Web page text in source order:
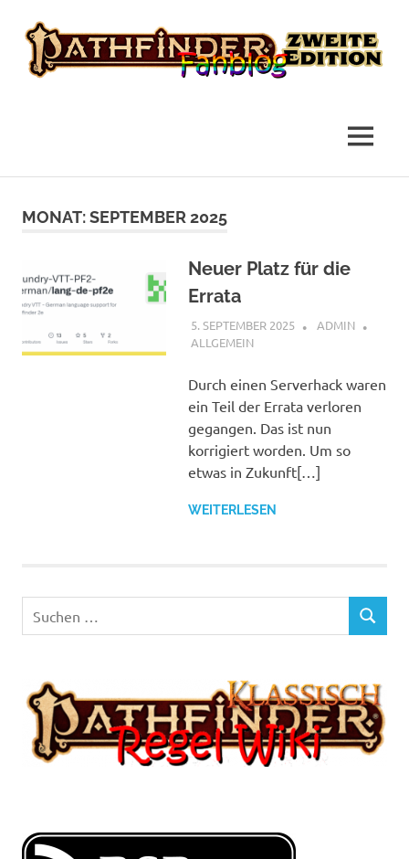
Inhalt
MENÜ
MONAT:SEPTEMBER 2025
Neuer Platz für die
Errata
5. SEPTEMBER 2025
ADMIN
ALLGEMEIN
Durch einen Serverhack waren
ein Teil der Errata verloren
gegangen. Das ist nun
korrigiert worden. Um so
etwas in Zukunft[…]
WEITERLESEN
nach:
SUCHEN